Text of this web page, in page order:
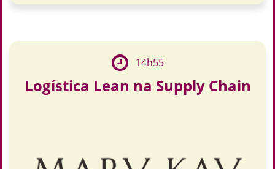
14h55
Logística Lean na Supply Chain